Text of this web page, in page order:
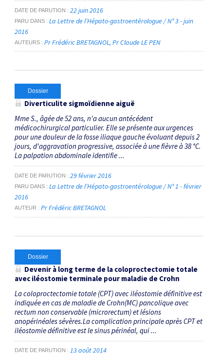
DATE DE PARUTION 22 juin 2016
PARU DANS
La Lettre de l’Hépato-gastroentérologue / N° 3 - juin
2016
AUTEURS Pr Frédéric BRETAGNOL Pr Claude LE PEN
Dossier
Diverticulite sigmoïdienne aiguë
Mme S., âgée de 52 ans, n'a aucun antécédent
médicochirurgical particulier. Elle se présente aux urgences
pour une douleur de la fosse iliaque gauche évoluant depuis 2
jours, d'aggravation progressive, associée à une fièvre à 38 °C.
La palpation abdominale identifie ...
DATE DE PARUTION 29 février 2016
PARU DANS
La Lettre de l’Hépato-gastroentérologue / N° 1 - février
2016
AUTEUR Pr Frédéric BRETAGNOL
Dossier
Devenir à long terme de la coloproctectomie totale
avec iléostomie terminale pour maladie de Crohn
La coloproctectomie totale (CPT) avec iléostomie définitive est
indiquée en cas de maladie de Crohn(MC) pancolique avec
rectum non conservable (microrectum) et lésions
anopérinéales sévères.La complication principale après CPT et
iléostomie définitive est le sinus périnéal, qui ...
DATE DE PARUTION 13 août 2014